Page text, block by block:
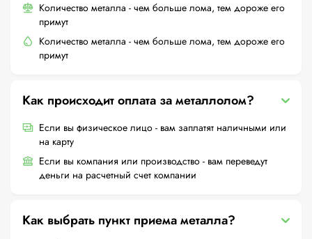
Количество металла - чем больше лома, тем дороже его
примут
Количество металла - чем больше лома, тем дороже его
примут
Как происходит оплата за металлолом?
Если вы физическое лицо - вам заплатят наличными или
на карту
Если вы компания или производство - вам переведут
деньги на расчетный счет компании
Как выбрать пункт приема металла?